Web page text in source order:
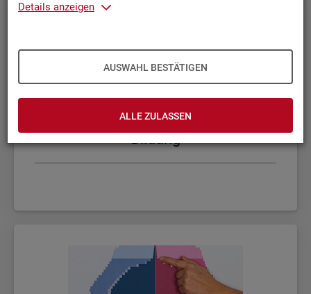
Details anzeigen
AUSWAHL BESTÄTIGEN
ALLE ZULASSEN
Bil­dung